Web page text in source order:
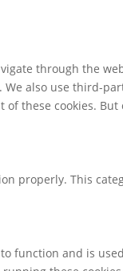
through the
also use third-
these cookies.
properly. This
function and is